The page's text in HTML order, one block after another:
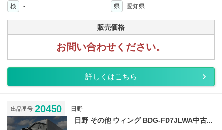
検
- 県 愛知県
販売価格
お問い合わせください。
詳しくはこちら
出品番号 20450 日野
日野 その他 ウィング BDG-FD7JLWA中古...